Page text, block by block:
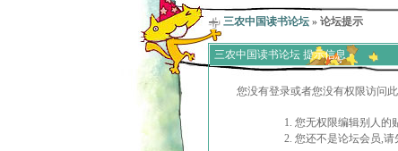
三农中国读书论坛 » 论坛提示
三农中国读书论坛 提示信息
您没有登录或者您没有权限访问
您无权限编辑别人的
您还不是论坛会员,请